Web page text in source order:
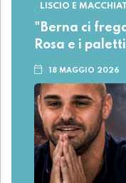
LISCIO E
"Berna ci
Rosa e i
18 MAGGIO 2026